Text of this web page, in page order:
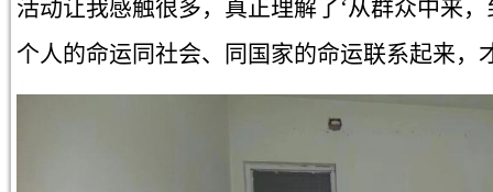
活动让我感触很多，真正理解了‘从群众中来
个人的命运同社会、同国家的命运联系起来，